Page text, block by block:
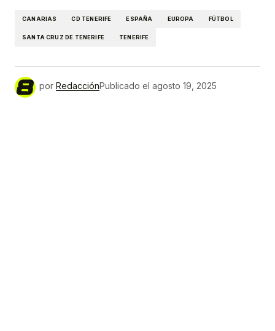
CANARIAS CD TENERIFE ESPAÑA EUROPA FÚTBOL
SANTA CRUZ DE TENERIFE TENERIFE
por RedacciónPublicado el agosto 19, 2025